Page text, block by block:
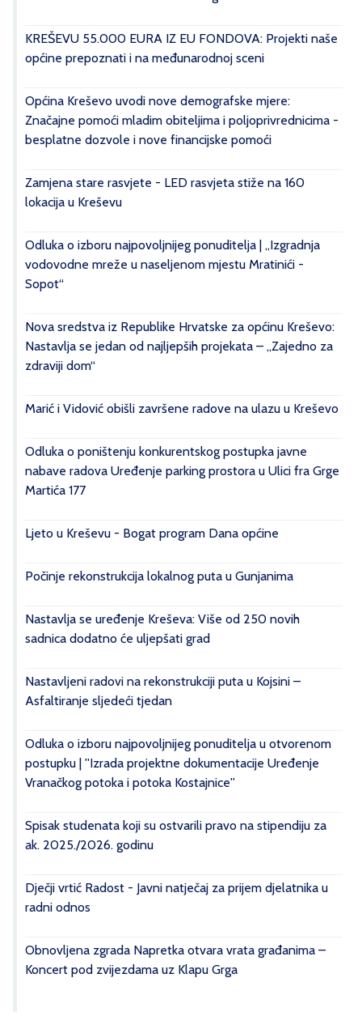
KREŠEVU 55.000 EURA IZ EU FONDOVA: Projekti naše
općine prepoznati i na međunarodnoj sceni
Općina Kreševo uvodi nove demografske mjere:
Značajne pomoći mladim obiteljima i poljoprivrednicima -
besplatne dozvole i nove financijske pomoći
Zamjena stare rasvjete - LED rasvjeta stiže na 160
lokacija u Kreševu
Odluka o izboru najpovoljnijeg ponuditelja | „Izgradnja
vodovodne mreže u naseljenom mjestu Mratinići -
Sopot“
Nova sredstva iz Republike Hrvatske za općinu Kreševo:
Nastavlja se jedan od najljepših projekata – „Zajedno za
zdraviji dom“
Marić i Vidović obišli završene radove na ulazu u Kreševo
Odluka o poništenju konkurentskog postupka javne
nabave radova Uređenje parking prostora u Ulici fra Grge
Martića 177
Ljeto u Kreševu - Bogat program Dana općine
Počinje rekonstrukcija lokalnog puta u Gunjanima
Nastavlja se uređenje Kreševa: Više od 250 novih
sadnica dodatno će uljepšati grad
Nastavljeni radovi na rekonstrukciji puta u Kojsini –
Asfaltiranje sljedeći tjedan
Odluka o izboru najpovoljnijeg ponuditelja u otvorenom
postupku | ''Izrada projektne dokumentacije Uređenje
Vranačkog potoka i potoka Kostajnice''
Spisak studenata koji su ostvarili pravo na stipendiju za
ak. 2025./2026. godinu
Dječji vrtić Radost - Javni natječaj za prijem djelatnika u
radni odnos
Obnovljena zgrada Napretka otvara vrata građanima –
Koncert pod zvijezdama uz Klapu Grga